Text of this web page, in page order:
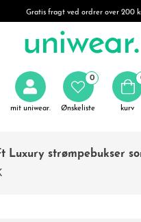
Gratis fragt ved ordrer over 200
mit uniwear. Ønskeliste
0
kurv
Luxury strømpebukser